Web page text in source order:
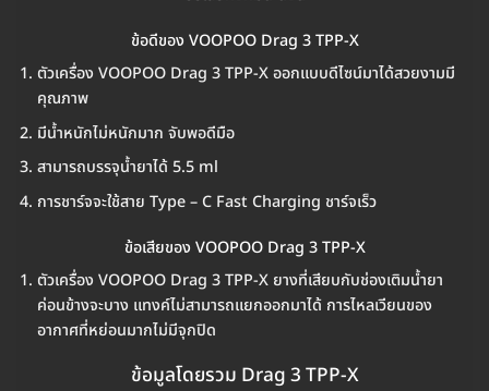
ข้อดีของ VOOPOO Drag 3 TPP-X
ตัวเครื่อง VOOPOO Drag 3 TPP-X ออกแบบดีไซน์มาได้สวยงามมี
คุณภาพ
มีน้ำหนักไม่หนักมาก จับพอดีมือ
สามารถบรรจุน้ำยาได้ 5.5 ml
การชาร์จจะใช้สาย Type – C Fast Charging ชาร์จเร็ว
ข้อเสียของ VOOPOO Drag 3 TPP-X
ตัวเครื่อง VOOPOO Drag 3 TPP-X ยางที่เสียบกับช่องเติมน้ำยา
ค่อนข้างจะบาง แทงค์ไม่สามารถแยกออกมาได้ การไหลเวียนของ
อากาศที่หย่อนมากไม่มีจุกปิด
ข้อมูลโดยรวม Drag 3 TPP-X